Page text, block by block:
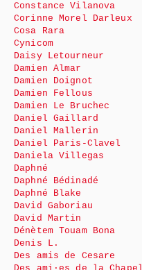
Constance Vilanova
Corinne Morel Darleux
Cosa Rara
Cynicom
Daisy Letourneur
Damien Almar
Damien Doignot
Damien Fellous
Damien Le Bruchec
Daniel Gaillard
Daniel Mallerin
Daniel Paris-Clavel
Daniela Villegas
Daphné
Daphné Bédinadé
Daphné Blake
David Gaboriau
David Martin
Dénètem Touam Bona
Denis L.
Des amis de Cesare